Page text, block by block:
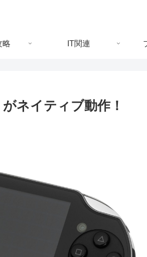
略 IT関連
ネイティブ動作！